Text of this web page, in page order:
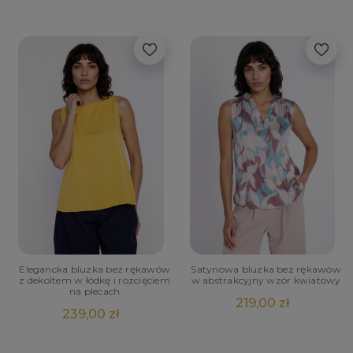
Elegancka bluzka bez rękawów
z dekoltem w łódkę i rozcięciem
na plecach
239,00 zł
Satynowa bluzka bez rękawów
w abstrakcyjny wzór kwiatowy
219,00 zł